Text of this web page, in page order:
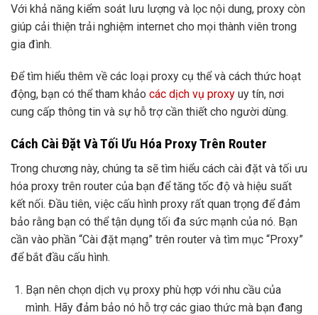
Với khả năng kiểm soát lưu lượng và lọc nội dung, proxy còn
giúp cải thiện trải nghiệm internet cho mọi thành viên trong
gia đình.
Để tìm hiểu thêm về các loại proxy cụ thể và cách thức hoạt
động, bạn có thể tham khảo các dịch vụ proxy uy tín, nơi
cung cấp thông tin và sự hỗ trợ cần thiết cho người dùng.
Cách Cài Đặt Và Tối Ưu Hóa Proxy Trên Router
Trong chương này, chúng ta sẽ tìm hiểu cách cài đặt và tối ưu
hóa proxy trên router của bạn để tăng tốc độ và hiệu suất
kết nối. Đầu tiên, việc cấu hình proxy rất quan trọng để đảm
bảo rằng bạn có thể tận dụng tối đa sức mạnh của nó. Bạn
cần vào phần “Cài đặt mạng” trên router và tìm mục “Proxy”
để bắt đầu cấu hình.
Bạn nên chọn dịch vụ proxy phù hợp với nhu cầu của
mình. Hãy đảm bảo nó hỗ trợ các giao thức mà bạn đang